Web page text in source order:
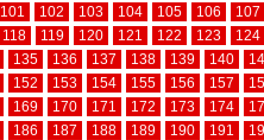
101 102 103 104 105 106
107
118 119 120 121 122 123
124
135 136 137 138 139 140
152 153 154 155 156 157
169 170 171 172 173 174
186 187 188 189 190 191